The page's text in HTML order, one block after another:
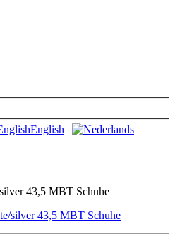
English |
43,5 MBT Schuhe